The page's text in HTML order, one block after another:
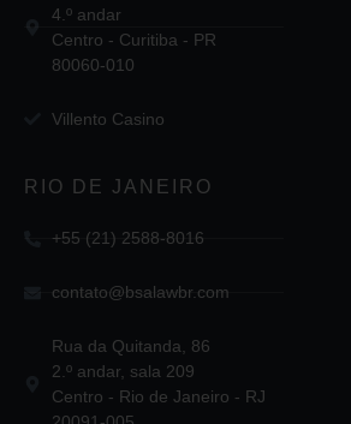
4.º andar
Centro - Curitiba - PR
80060-010
Villento Casino
RIO DE JANEIRO
+55 (21) 2588-8016
contato@bsalawbr.com
Rua da Quitanda, 86
2.º andar, sala 209
Centro - Rio de Janeiro - RJ